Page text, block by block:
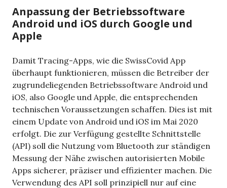
Anpassung der Betriebssoftware
Android und iOS durch Google und
Apple
Damit Tracing-Apps, wie die SwissCovid App
überhaupt funktionieren, müssen die Betreiber der
zugrundeliegenden Betriebssoftware Android und
iOS, also Google und Apple, die entsprechenden
technischen Voraussetzungen schaffen. Dies ist mit
einem Update von Android und iOS im Mai 2020
erfolgt. Die zur Verfügung gestellte Schnittstelle
(API) soll die Nutzung vom Bluetooth zur ständigen
Messung der Nähe zwischen autorisierten Mobile
Apps sicherer, präziser und effizienter machen. Die
Verwendung des API soll prinzipiell nur auf eine